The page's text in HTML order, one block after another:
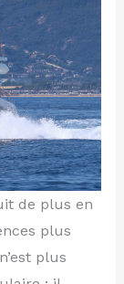
de plus en
plus
plus